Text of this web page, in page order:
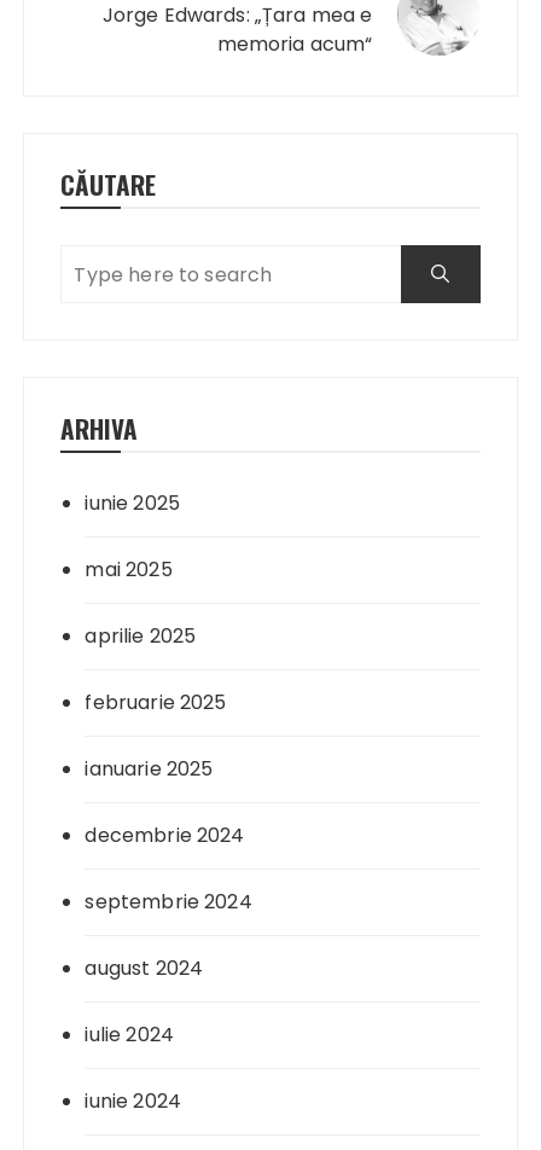
Jorge Edwards: „Țara mea e
memoria acum“
CĂUTARE
ARHIVA
iunie 2025
mai 2025
aprilie 2025
februarie 2025
ianuarie 2025
decembrie 2024
septembrie 2024
august 2024
iulie 2024
iunie 2024